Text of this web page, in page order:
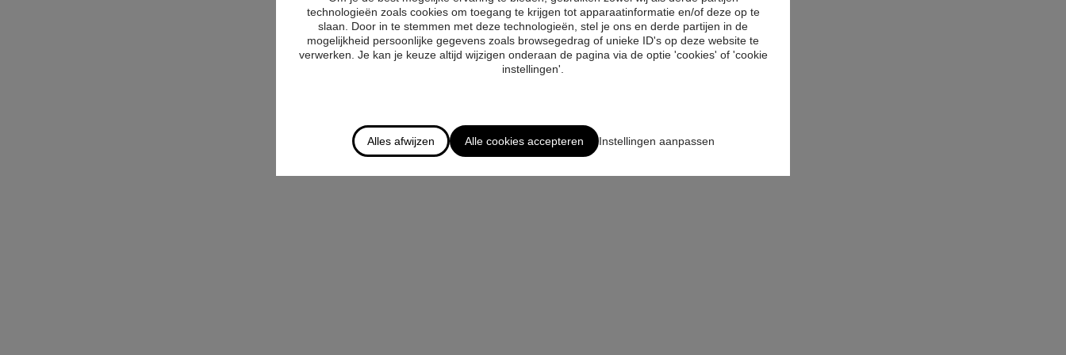
technologieën zoals cookies om toegang te krijgen tot apparaatinformatie en/of deze op te
slaan. Door in te stemmen met deze technologieën, stel je ons en derde partijen in de
mogelijkheid persoonlijke gegevens zoals browsegedrag of unieke ID's op deze website te
verwerken. Je kan je keuze altijd wijzigen onderaan de pagina via de optie 'cookies' of 'cookie
instellingen'.
Alles afwijzen Alle cookies accepteren Instellingen aanpassen